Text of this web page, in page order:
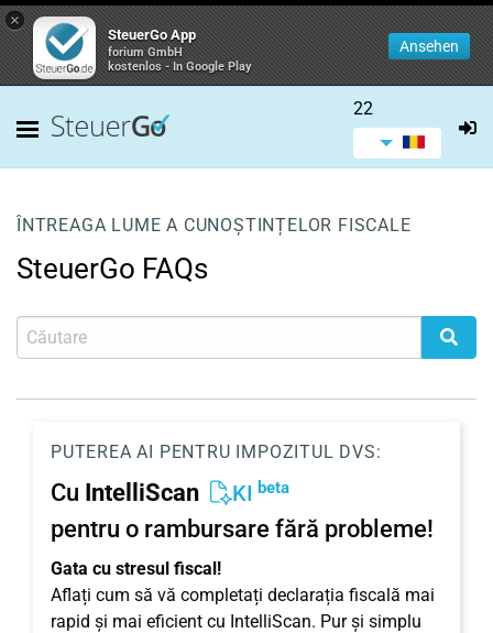
×
SteuerGo App
forium GmbH
kostenlos - In Google Play
Ansehen
22
ÎNTREAGA LUME A CUNOȘTINȚELOR FISCALE
SteuerGo FAQs
PUTEREA AI PENTRU IMPOZITUL DVS:
Cu IntelliScan KI beta
pentru o rambursare fără probleme!
Gata cu stresul fiscal!
Aflați cum să vă completați declarația fiscală mai
rapid și mai eficient cu IntelliScan. Pur și simplu